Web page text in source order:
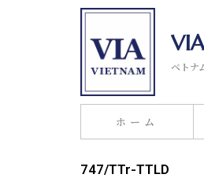
ベトナ
ホーム
747/TTr-TTLD